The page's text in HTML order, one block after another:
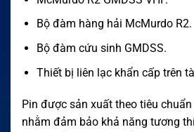
Bộ đàm hàng hải McMurdo R2.
Bộ đàm cứu sinh GMDSS.
Thiết bị liên lạc khẩn cấp trên
Pin được sản xuất theo tiêu
nhằm đảm bảo khả năng tương